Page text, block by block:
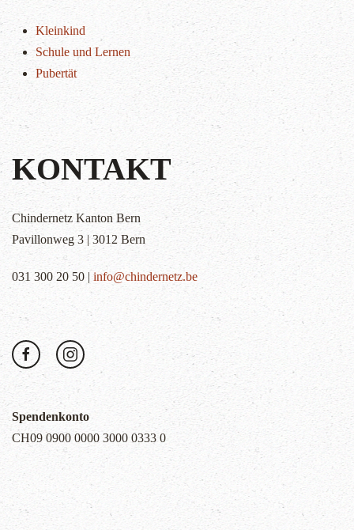
Kleinkind
Schule und Lernen
Pubertät
KONTAKT
Chindernetz Kanton Bern
Pavillonweg 3 | 3012 Bern
031 300 20 50 | info@chindernetz.be
Spendenkonto
CH09 0900 0000 3000 0333 0